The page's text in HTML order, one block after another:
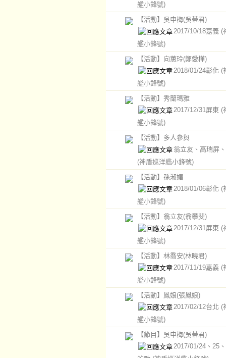
艦小鋒號)
【活動】吳申梅(吳蒂君)
2017/10/18嘉義 (
艦小鋒號)
【活動】向蕙玲(鄭愛樺)
2018/01/24彰化 (
艦小鋒號)
【活動】秀蘭瑪雅
2017/12/31屏東 (
艦小鋒號)
【活動】多人參與
翁立友、高瑞屏
(神盾巡洋艦小鋒號)
【活動】孫淑媚
2018/01/06彰化 (
艦小鋒號)
【活動】翁立友(翁攀斐)
2017/12/31屏東 (
艦小鋒號)
【活動】林喬安(林曉君)
2017/11/19嘉義 (
艦小鋒號)
【活動】鳳娘(張鳳娘)
2017/02/12台北 (
艦小鋒號)
【節目】吳申梅(吳蒂君)
2017/01/24、25